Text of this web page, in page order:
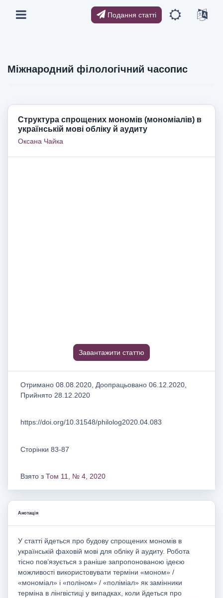
Подання статті
Міжнародний філологічний часопис
Структура спрощених мономів (мономіалів) в
українській мові обліку й аудиту
Оксана Чайка
Завантажити статтю
Отримано 08.08.2020, Доопрацьовано 06.12.2020,
Прийнято 28.12.2020
https://doi.org/10.31548/philolog2020.04.083
Сторінки 83-87
Взято з Том 11, № 4, 2020
Анотація
У статті йдеться про будову спрощених мономів в
українській фаховій мові для обліку й аудиту. Робота
тісно пов’язується з раніше запропонованою ідеєю
можливості використовувати терміни «моном» /
«мономіал» і «поліном» / «поліміал» як замінники
терміна в лінгвістиці у випадках, коли йдеться про